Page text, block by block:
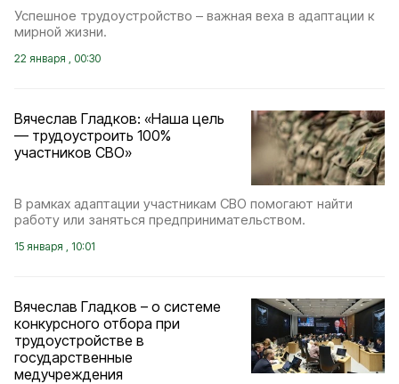
Успешное трудоустройство – важная веха в адаптации к
мирной жизни.
22 января , 00:30
Вячеслав Гладков: «Наша цель
— трудоустроить 100%
участников СВО»
В рамках адаптации участникам СВО помогают найти
работу или заняться предпринимательством.
15 января , 10:01
Вячеслав Гладков – о системе
конкурсного отбора при
трудоустройстве в
государственные
медучреждения